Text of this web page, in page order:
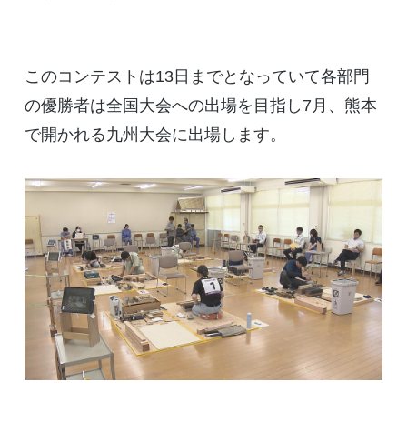
このコンテストは13日までとなっていて各部門
の優勝者は全国大会への出場を目指し7月、熊本
で開かれる九州大会に出場します。